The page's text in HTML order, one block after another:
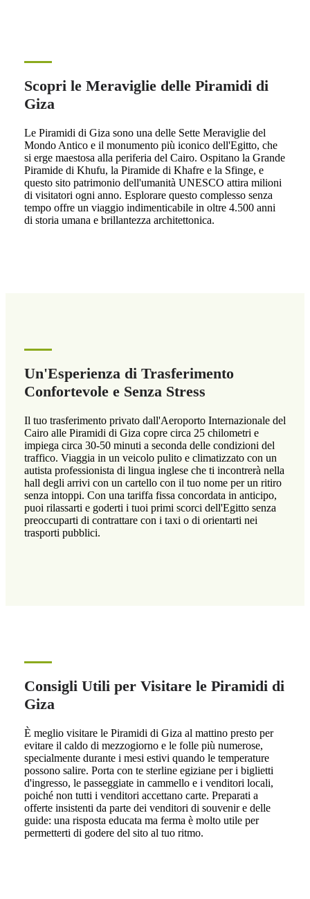
Scopri le Meraviglie delle Piramidi di
Giza
Le Piramidi di Giza sono una delle Sette Meraviglie del
Mondo Antico e il monumento più iconico dell'Egitto, che
si erge maestosa alla periferia del Cairo. Ospitano la Grande
Piramide di Khufu, la Piramide di Khafre e la Sfinge, e
questo sito patrimonio dell'umanità UNESCO attira milioni
di visitatori ogni anno. Esplorare questo complesso senza
tempo offre un viaggio indimenticabile in oltre 4.500 anni
di storia umana e brillantezza architettonica.
Un'Esperienza di Trasferimento
Confortevole e Senza Stress
Il tuo trasferimento privato dall'Aeroporto Internazionale del
Cairo alle Piramidi di Giza copre circa 25 chilometri e
impiega circa 30-50 minuti a seconda delle condizioni del
traffico. Viaggia in un veicolo pulito e climatizzato con un
autista professionista di lingua inglese che ti incontrerà nella
hall degli arrivi con un cartello con il tuo nome per un ritiro
senza intoppi. Con una tariffa fissa concordata in anticipo,
puoi rilassarti e goderti i tuoi primi scorci dell'Egitto senza
preoccuparti di contrattare con i taxi o di orientarti nei
trasporti pubblici.
Consigli Utili per Visitare le Piramidi di
Giza
È meglio visitare le Piramidi di Giza al mattino presto per
evitare il caldo di mezzogiorno e le folle più numerose,
specialmente durante i mesi estivi quando le temperature
possono salire. Porta con te sterline egiziane per i biglietti
d'ingresso, le passeggiate in cammello e i venditori locali,
poiché non tutti i venditori accettano carte. Preparati a
offerte insistenti da parte dei venditori di souvenir e delle
guide: una risposta educata ma ferma è molto utile per
permetterti di godere del sito al tuo ritmo.